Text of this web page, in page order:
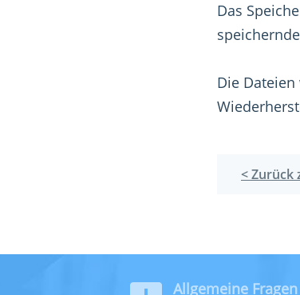
Das
Die
< Zurück
Allgemeine Fragen